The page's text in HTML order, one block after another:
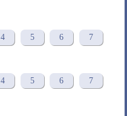
4 5 6 7
4 5 6 7